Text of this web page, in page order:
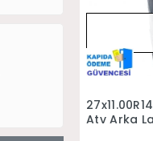
Atv Arka